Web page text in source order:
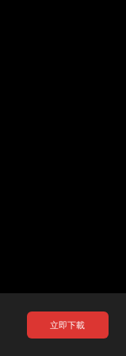
立即下載